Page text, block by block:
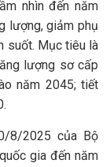
nhìn đến năm
lượng, giảm phụ
suốt. Mục tiêu là
lượng sơ cấp
năm 2045; tiết
8/2025 của Bộ
gia đến năm